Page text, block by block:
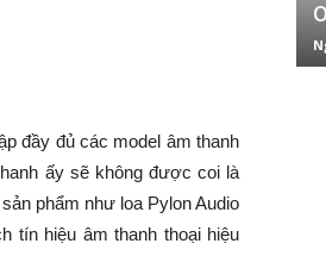
đầy đủ các model âm thanh
ấy sẽ không được coi là
phẩm như loa Pylon Audio
tín hiệu âm thanh thoại hiệu